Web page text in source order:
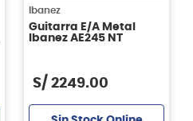
Ibanez
Guitarra E/A Metal
Ibanez AE245 NT
S/ 2249.00